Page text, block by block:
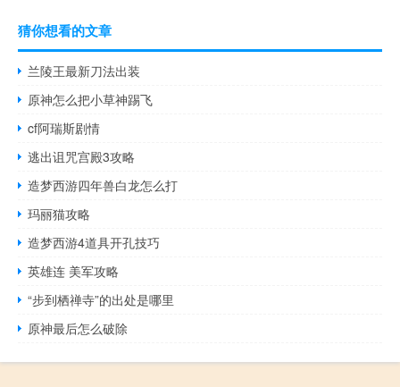
猜你想看的文章
兰陵王最新刀法出装
原神怎么把小草神踢飞
cf阿瑞斯剧情
逃出诅咒宫殿3攻略
造梦西游四年兽白龙怎么打
玛丽猫攻略
造梦西游4道具开孔技巧
英雄连 美军攻略
“步到栖禅寺”的出处是哪里
原神最后怎么破除